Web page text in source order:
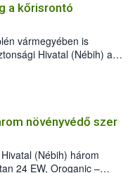
a kőrisrontó
vármegyében is
Hivatal (Nébih) a
jelenlétét. A
meg, de már fertőzött
a szlovák
megállítása érdekében.
növényvédő szer
(Nébih) három
24 EW, Oroganic –